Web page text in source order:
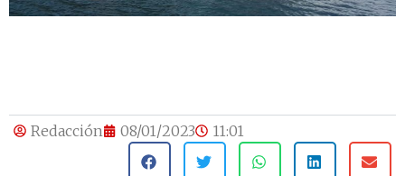
Redacción 08/01/2023 11:01